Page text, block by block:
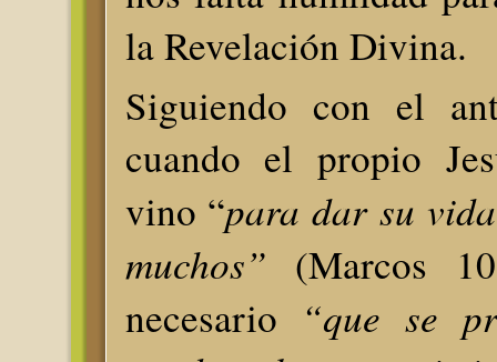
la Revelación Divina.
Siguiendo con el
cuando el propio
vino “para dar su
muchos” (Marcos
necesario “que se